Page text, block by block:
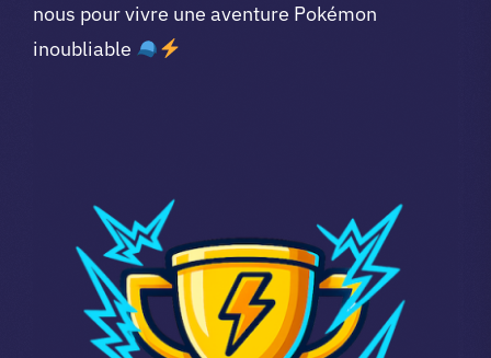
nous pour vivre une aventure Pokémon
inoubliable